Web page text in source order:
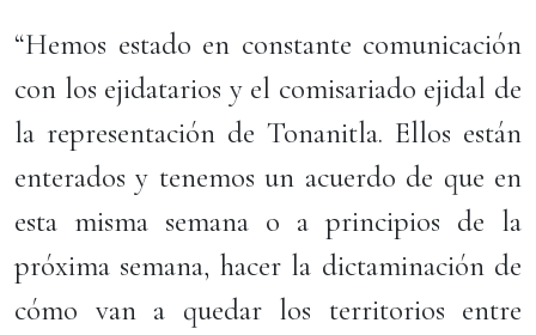
“Hemos estado en constante comunicación
con los ejidatarios y el comisariado ejidal de
la representación de Tonanitla. Ellos están
enterados y tenemos un acuerdo de que en
esta misma semana o a principios de la
próxima semana, hacer la dictaminación de
cómo van a quedar los territorios entre